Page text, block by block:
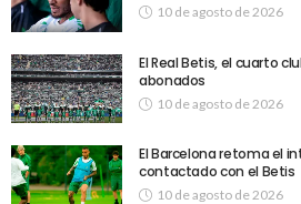
10 de agosto de 2026
El Real Betis, el cuarto
abonados
10 de agosto de 2026
El Barcelona retoma el
contactado con el Betis
10 de agosto de 2026